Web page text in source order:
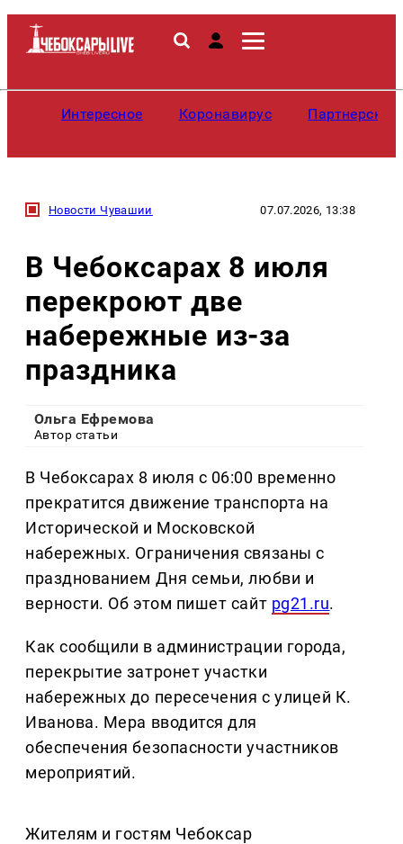
Интересное Коронавирус
Новости Чувашии 07.07.2026, 13:38
В Чебоксарах 8 июля
перекроют две
набережные из-за
праздника
Ольга Ефремова
Автор статьи
В Чебоксарах 8 июля с 06:00 временно
прекратится движение транспорта на
Исторической и Московской
набережных. Ограничения связаны с
празднованием Дня семьи, любви и
верности. Об этом пишет сайт pg21.ru.
Как сообщили в администрации города,
перекрытие затронет участки
набережных до пересечения с улицей К.
Иванова. Мера вводится для
обеспечения безопасности участников
мероприятий.
Жителям и гостям Чебоксар